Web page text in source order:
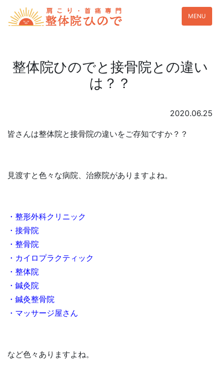
MENU
整体院ひのでと接骨院との違い
は？？
2020.06.25
皆さんは整体院と接骨院の違いをご存知ですか？？
見渡すと色々な病院、治療院がありますよね。
・整形外科クリニック
・接骨院
・整骨院
・カイロプラクティック
・整体院
・鍼灸院
・鍼灸整骨院
・マッサージ屋さん
など色々ありますよね。